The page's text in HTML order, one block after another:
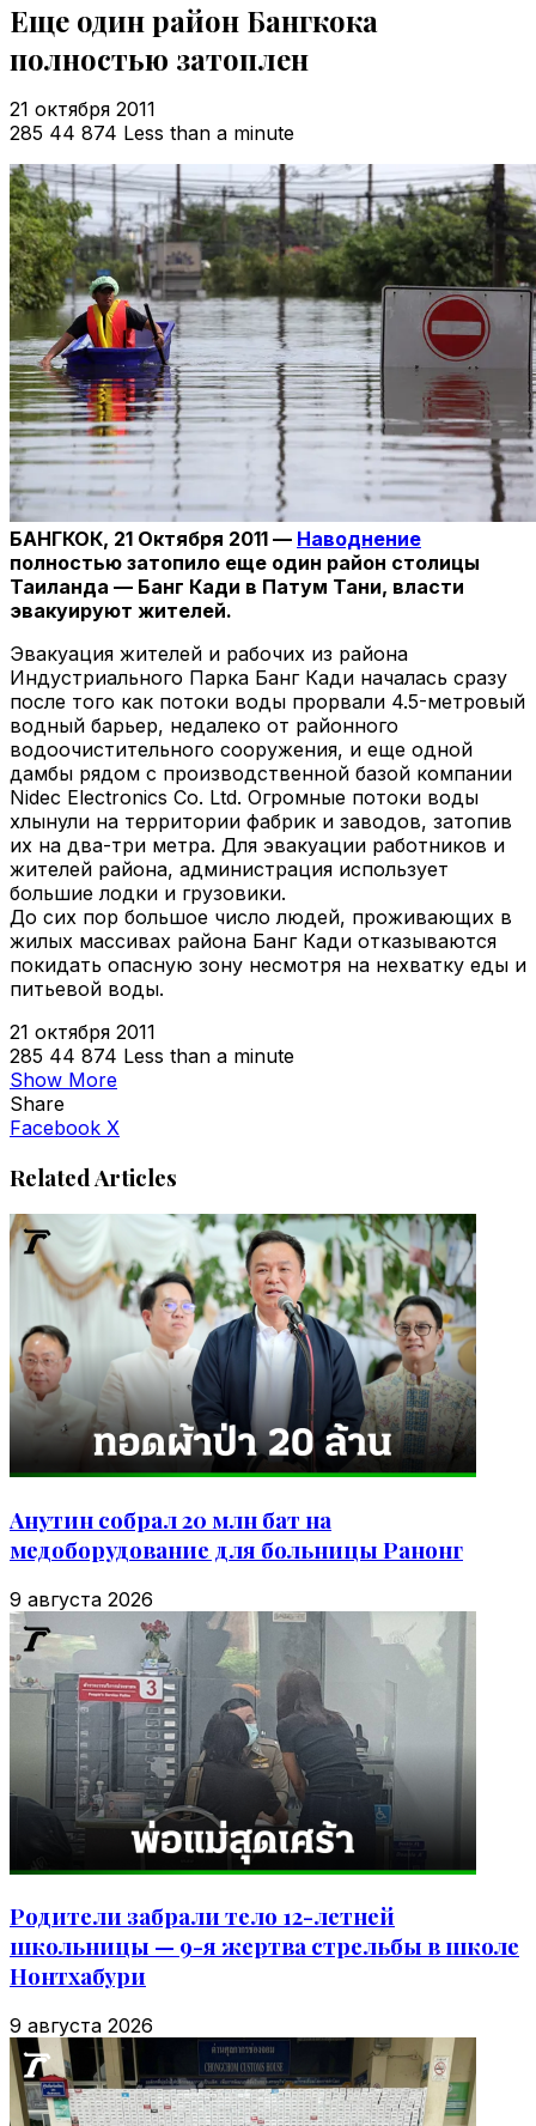
Еще один район Бангкока
полностью затоплен
21 октября 2011
285 44 874 Less than a minute
БАНГКОК, 21 Октября 2011 — Наводнение
полностью затопило еще один район столицы
Таиланда — Банг Кади в Патум Тани, власти
эвакуируют жителей.
Эвакуация жителей и рабочих из района
Индустриального Парка Банг Кади началась сразу
после того как потоки воды прорвали 4.5-метровый
водный барьер, недалеко от районного
водоочистительного сооружения, и еще одной
дамбы рядом с производственной базой компании
Nidec Electronics Co. Ltd. Огромные потоки воды
хлынули на территории фабрик и заводов, затопив
их на два-три метра. Для эвакуации работников и
жителей района, администрация использует
большие лодки и грузовики.
До сих пор большое число людей, проживающих в
жилых массивах района Банг Кади отказываются
покидать опасную зону несмотря на нехватку еды и
питьевой воды.
21 октября 2011
285 44 874 Less than a minute
Show More
Share
Facebook X
Related Articles
Анутин собрал 20 млн бат на
медоборудование для больницы Ранонг
9 августа 2026
Родители забрали тело 12-летней
школьницы — 9-я жертва стрельбы в школе
Нонтхабури
9 августа 2026